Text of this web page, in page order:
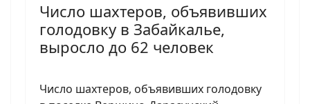
Число шахтеров, объявивших
голодовку в Забайкалье,
выросло до 62 человек
Число шахтеров, объявивших голодовку